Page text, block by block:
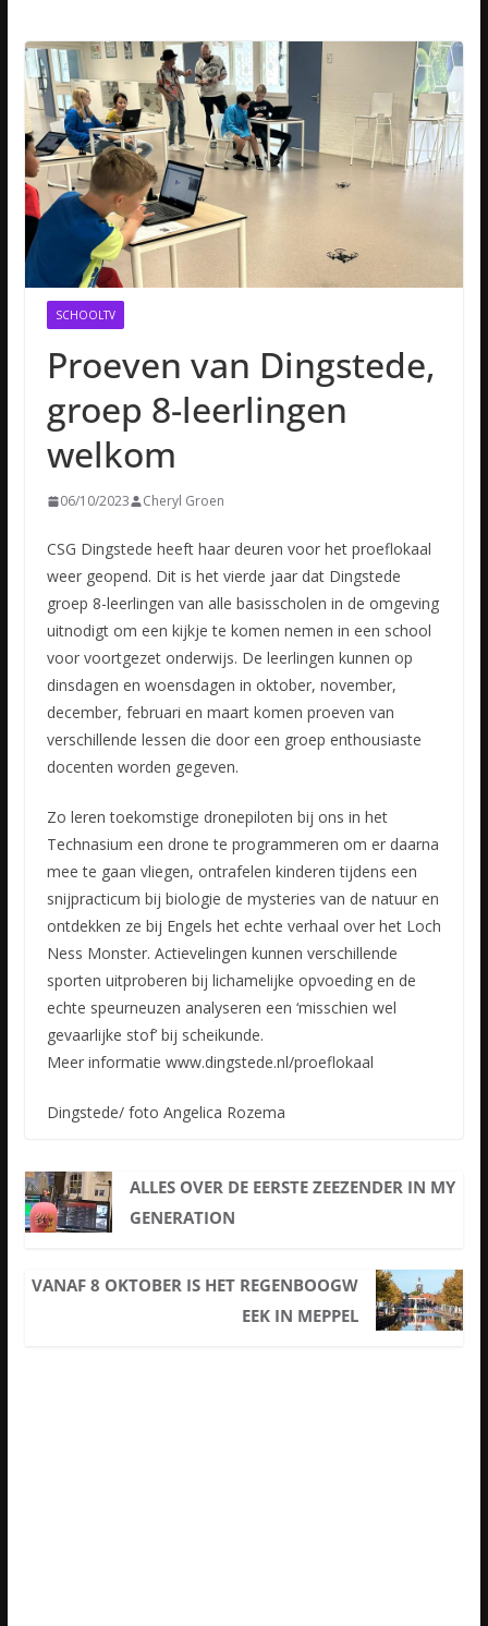
SCHOOLTV
Proeven van Dingstede,
groep 8-leerlingen
welkom
06/10/2023 Cheryl Groen
CSG Dingstede heeft haar deuren voor het proeflokaal
weer geopend. Dit is het vierde jaar dat Dingstede
groep 8-leerlingen van alle basisscholen in de omgeving
uitnodigt om een kijkje te komen nemen in een school
voor voortgezet onderwijs. De leerlingen kunnen op
dinsdagen en woensdagen in oktober, november,
december, februari en maart komen proeven van
verschillende lessen die door een groep enthousiaste
docenten worden gegeven.
Zo leren toekomstige dronepiloten bij ons in het
Technasium een drone te programmeren om er daarna
mee te gaan vliegen, ontrafelen kinderen tijdens een
snijpracticum bij biologie de mysteries van de natuur en
ontdekken ze bij Engels het echte verhaal over het Loch
Ness Monster. Actievelingen kunnen verschillende
sporten uitproberen bij lichamelijke opvoeding en de
echte speurneuzen analyseren een ‘misschien wel
gevaarlijke stof’ bij scheikunde.
Meer informatie www.dingstede.nl/proeflokaal
Dingstede/ foto Angelica Rozema
ALLES OVER DE EERSTE ZEEZENDER IN MY
GENERATION
VANAF 8 OKTOBER IS HET REGENBOOGW
EEK IN MEPPEL